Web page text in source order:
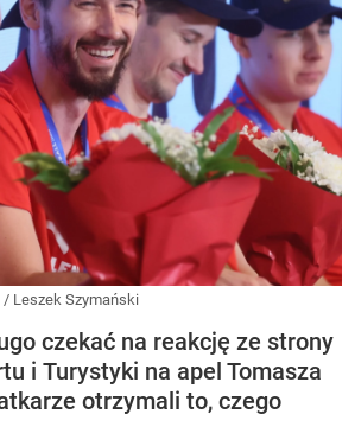
/ Leszek Szymański
czekać na reakcję ze strony
i Turystyki na apel Tomasza
otrzymali to, czego